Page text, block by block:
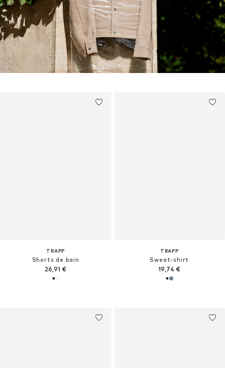
TRAPP
Shorts de bain
26,91 €
TRAPP
Sweat-shirt
19,74 €